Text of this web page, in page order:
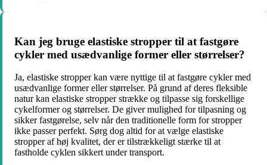
Kan jeg bruge elastiske stropper til at fastgøre
cykler med usædvanlige former eller størrelser?
Ja, elastiske stropper kan være nyttige til at fastgøre cykler med
usædvanlige former eller størrelser. På grund af deres fleksible
natur kan elastiske stropper strække og tilpasse sig forskellige
cykelformer og størrelser. De giver mulighed for tilpasning og
sikker fastgørelse, selv når den traditionelle form for stropper
ikke passer perfekt. Sørg dog altid for at vælge elastiske
stropper af høj kvalitet, der er tilstrækkeligt stærke til at
fastholde cyklen sikkert under transport.